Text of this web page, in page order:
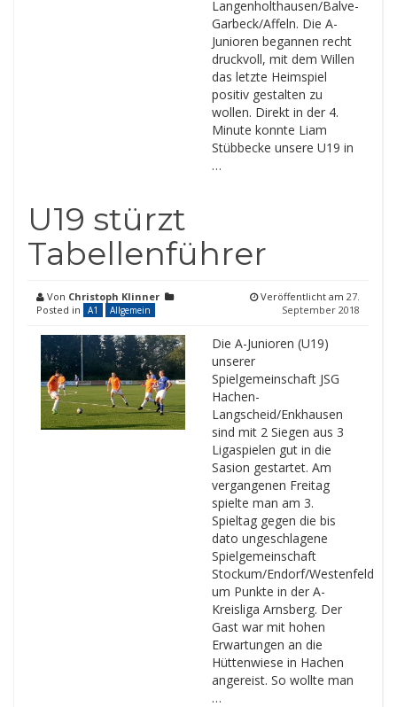
Langenholthausen/Balve-
Garbeck/Affeln. Die A-
Junioren begannen recht
druckvoll, mit dem Willen
das letzte Heimspiel
positiv gestalten zu
wollen. Direkt in der 4.
Minute konnte Liam
Stübbecke unsere U19 in
…
U19 stürzt
Tabellenführer
Von Christoph Klinner
Posted in
A1 Allgemein
Veröffentlicht am 27.
September 2018
Die A-Junioren (U19)
unserer
Spielgemeinschaft JSG
Hachen-
Langscheid/Enkhausen
sind mit 2 Siegen aus 3
Ligaspielen gut in die
Sasion gestartet. Am
vergangenen Freitag
spielte man am 3.
Spieltag gegen die bis
dato ungeschlagene
Spielgemeinschaft
Stockum/Endorf/Westenfeld
um Punkte in der A-
Kreisliga Arnsberg. Der
Gast war mit hohen
Erwartungen an die
Hüttenwiese in Hachen
angereist. So wollte man
…